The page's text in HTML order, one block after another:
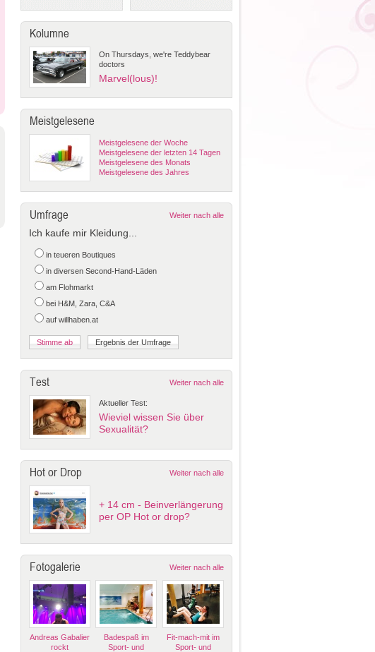
Kolumne
On Thursdays, we're Teddybear
doctors
Marvel(lous)!
Meistgelesene
Meistgelesene der Woche
Meistgelesene der letzten 14 Tagen
Meistgelesene des Monats
Meistgelesene des Jahres
Umfrage Weiter nach alle
Ich kaufe mir Kleidung...
in teueren Boutiques
in diversen Second-Hand-Läden
am Flohmarkt
bei H&M, Zara, C&A
auf willhaben.at
Test Weiter nach alle
Aktueller Test:
Wieviel wissen Sie über
Sexualität?
Hot or Drop Weiter nach alle
+ 14 cm - Beinverlängerung
per OP Hot or drop?
Fotogalerie Weiter nach alle
Andreas Gabalier
rockt
Badespaß im
Sport- und
Fit-mach-mit im
Sport- und